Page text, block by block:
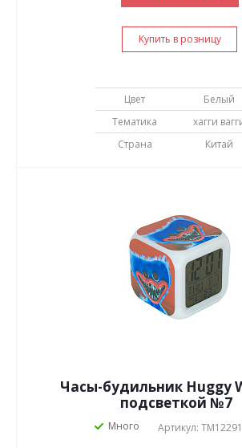
Купить в розницу
Цвет
Белый
Тематика
хагги
Страна
Китай
Часы-будильник Huggy
подсветкой №7
Много Артикул: TM12291